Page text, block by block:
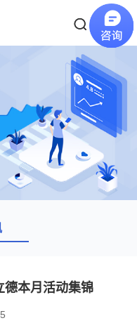
德本月活动集锦